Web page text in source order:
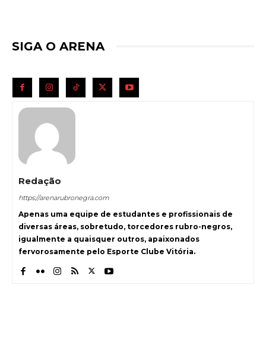
SIGA O ARENA
Redação
https://arenarubronegra.com
Apenas uma equipe de estudantes e profissionais de
diversas áreas, sobretudo, torcedores rubro-negros,
igualmente a quaisquer outros, apaixonados
fervorosamente pelo Esporte Clube Vitória.